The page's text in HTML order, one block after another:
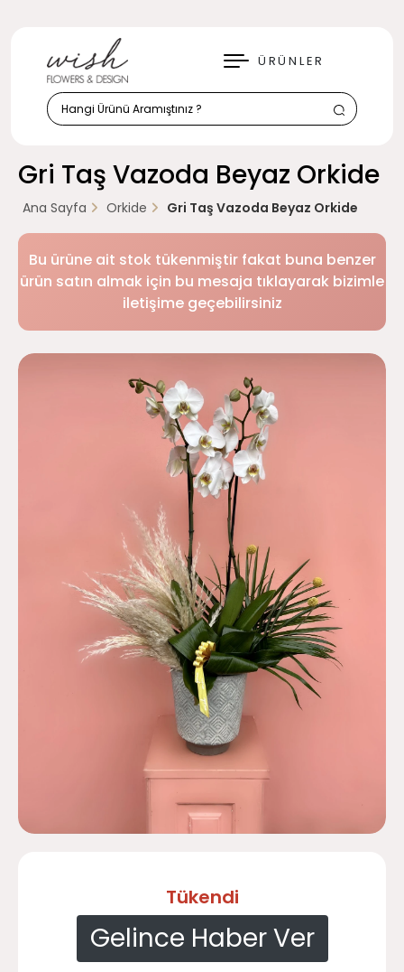
ÜRÜNLER
KAPAT
Gri Taş Vazoda Beyaz Orkide
Ana Sayfa Orkide Gri Taş Vazoda Beyaz Orkide
Bu ürüne ait stok tükenmiştir fakat buna benzer
ürün satın almak için bu mesaja tıklayarak bizimle
iletişime geçebilirsiniz
Tükendi
Gelince Haber Ver